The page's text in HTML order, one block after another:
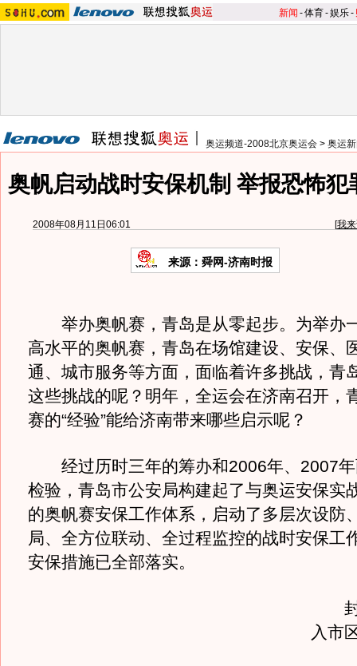
新闻 -体育-娱乐-
奥运频道-2008北京奥运会 > 奥运
奥帆启动战时安保机制 举报恐怖犯
2008年08月11日06:01 [我
来源：舜网-济南时报
举办奥帆赛，青岛是从零起步。为举办
高水平的奥帆赛，青岛在场馆建设、安保、
通、城市服务等方面，面临着许多挑战，青
这些挑战的呢？明年，全运会在济南召开，
赛的“经验”能给济南带来哪些启示呢？
经过历时三年的筹办和2006年、2007年
检验，青岛市公安局构建起了与奥运安保实
的奥帆赛安保工作体系，启动了多层次设防
局、全方位联动、全过程监控的战时安保工
安保措施已全部落实。
封
入市